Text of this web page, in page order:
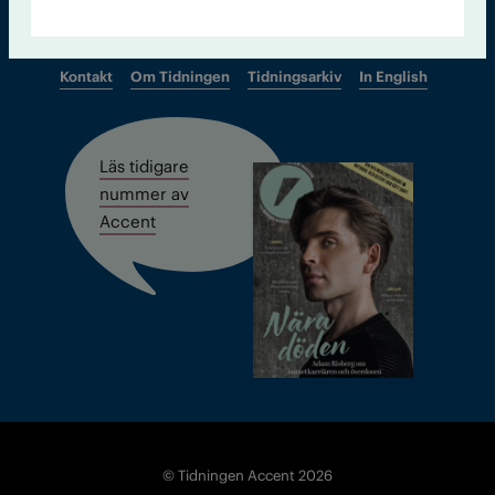
Kontakt Om Tidningen Tidningsarkiv In English
Läs tidigare
nummer av
Accent
© Tidningen Accent 2026